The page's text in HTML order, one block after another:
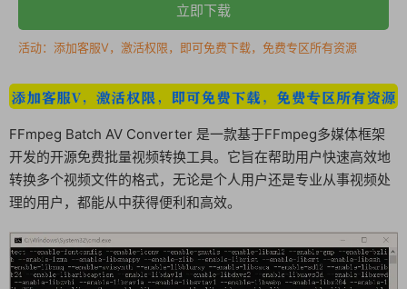
立即下载
活动：添加客服V，激活权限，即可免费下载，免费专区所有资源
FFmpeg Batch AV Converter 是一款基于FFmpeg多媒体框架
开发的开源免费批量视频转换工具。它旨在帮助用户快速高效地
转换多个视频文件的格式，无论是个人用户还是专业从事视频处
理的用户，都能从中获得便利和高效。